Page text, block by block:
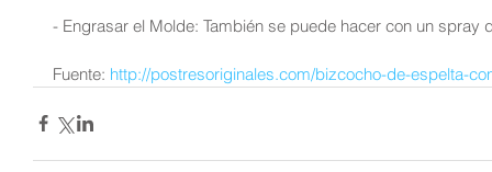
- Engrasar el Molde: También se puede hacer con un spray
Fuente: http://postresoriginales.com/bizcocho-de-espelta-